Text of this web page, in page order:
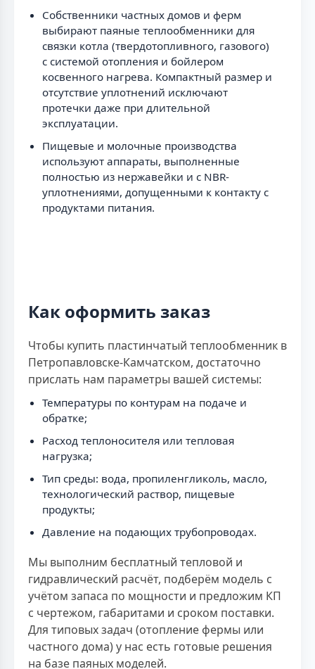
Собственники частных домов и ферм
выбирают паяные теплообменники для
связки котла (твердотопливного, газового)
с системой отопления и бойлером
косвенного нагрева. Компактный размер и
отсутствие уплотнений исключают
протечки даже при длительной
эксплуатации.
Пищевые и молочные производства
используют аппараты, выполненные
полностью из нержавейки и с NBR-
уплотнениями, допущенными к контакту с
продуктами питания.
Как оформить заказ
Чтобы купить пластинчатый теплообменник в
Петропавловске-Камчатском, достаточно
прислать нам параметры вашей системы:
Температуры по контурам на подаче и
обратке;
Расход теплоносителя или тепловая
нагрузка;
Тип среды: вода, пропиленгликоль, масло,
технологический раствор, пищевые
продукты;
Давление на подающих трубопроводах.
Мы выполним бесплатный тепловой и
гидравлический расчёт, подберём модель с
учётом запаса по мощности и предложим КП
с чертежом, габаритами и сроком поставки.
Для типовых задач (отопление фермы или
частного дома) у нас есть готовые решения
на базе паяных моделей.